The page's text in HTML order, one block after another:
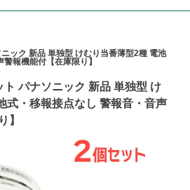
ック 新品 単独型 けむり当番薄型2種 電池
報機能付【在庫限り】
パナソニック 新品 単独型 け
式・移報接点なし 警報音・音声
】